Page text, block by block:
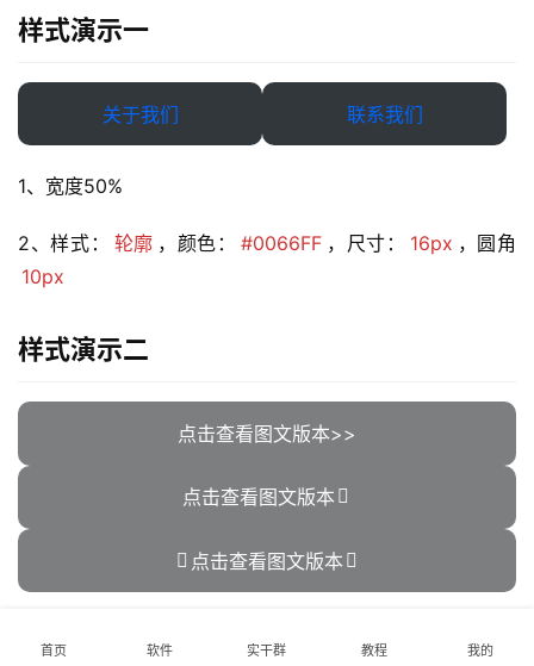
软
件
务
目
I
示
源
常
样式演示一
关于我们 联系我们
1、宽度50%
2、样式： 轮廓 ，颜色： #0066FF ，尺寸： 16px ，圆角
10px
样式演示二
点击查看图文版本>>
点击查看图文版本
点击查看图文版本
首页 软件 实干群 教程 我的